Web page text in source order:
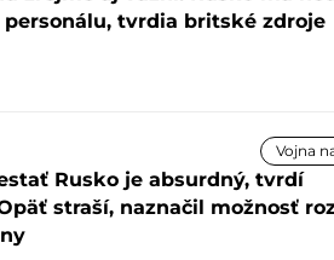
tvrdia britské zdroje
Vojna
Rusko je absurdný, tvrdí
straší, naznačil možnosť